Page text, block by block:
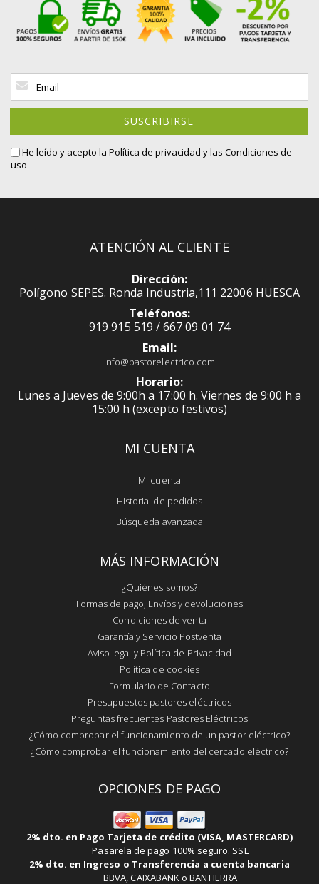
Inscríbase
nuestro
SUSCRIBIRSE
He leído y acepto la Política de privacidad y las Condiciones de
uso
ATENCIÓN AL CLIENTE
Dirección:
Polígono SEPES. Ronda Industria,111 22006 HUESCA
Teléfonos:
919 915 519 / 667 09 01 74
Email:
info@pastorelectrico.com
Horario:
Lunes a Jueves de 9:00h a 17:00 h. Viernes de 9:00 h a
15:00 h (excepto festivos)
MI CUENTA
Mi cuenta
Historial de pedidos
Búsqueda avanzada
MÁS INFORMACIÓN
¿Quiénes somos?
Formas de pago, Envíos y devoluciones
Condiciones de venta
Garantía y Servicio Postventa
Aviso legal y Política de Privacidad
Política de cookies
Formulario de Contacto
Presupuestos pastores eléctricos
Preguntas frecuentes Pastores Eléctricos
¿Cómo comprobar el funcionamiento de un pastor eléctrico?
¿Cómo comprobar el funcionamiento del cercado eléctrico?
OPCIONES DE PAGO
2% dto. en Pago Tarjeta de crédito (VISA, MASTERCARD)
Pasarela de pago 100% seguro. SSL
2% dto. en Ingreso o Transferencia a cuenta bancaria
BBVA, CAIXABANK o BANTIERRA